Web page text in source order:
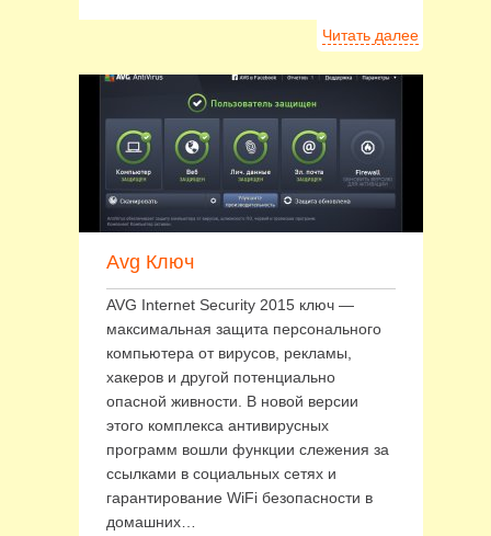
Читать далее
Avg Ключ
AVG Internet Security 2015 ключ —
максимальная защита персонального
компьютера от вирусов, рекламы,
хакеров и другой потенциально
опасной живности. В новой версии
этого комплекса антивирусных
программ вошли функции слежения за
ссылками в социальных сетях и
гарантирование WiFi безопасности в
домашних…